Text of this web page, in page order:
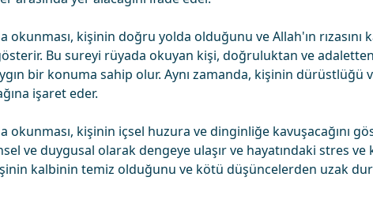
okunması, kişinin doğru yolda olduğunu ve Allah'ın rızasını
Bu sureyi rüyada okuyan kişi, doğruluktan ve
bir konuma sahip olur. Aynı zamanda, kişinin dürüstlüğü
işaret eder.
okunması, kişinin içsel huzura ve dinginliğe kavuşacağını
ve duygusal olarak dengeye ulaşır ve hayatındaki stres ve
kalbinin temiz olduğunu ve kötü düşüncelerden uzak